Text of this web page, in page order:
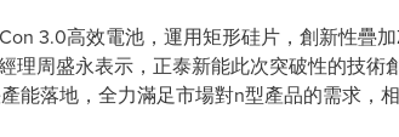
3.0高效電池，運用矩形硅片，創新性疊
理周盛永表示，正泰新能此次突破性的技
能落地，全力滿足市場對n型產品的需求，